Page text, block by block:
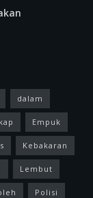
dalam
Empuk
Kebakaran
Lembut
Polisi